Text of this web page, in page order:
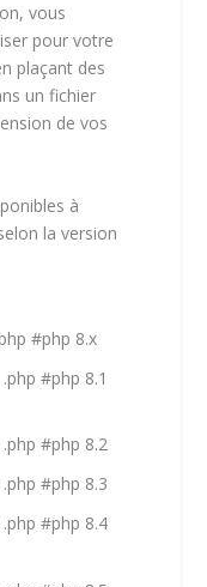
vous
pour votre
plaçant des
un fichier
de vos
à
la version
#php 8.x
#php 8.1
#php 8.2
#php 8.3
#php 8.4